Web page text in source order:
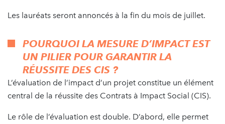
Les lauréats seront annoncés à la fin du mois de juillet.
POURQUOI LA MESURE D’IMPACT EST
UN PILIER POUR GARANTIR LA
RÉUSSITE DES CIS ?
L’évaluation de l’impact d’un projet constitue un élément
central de la réussite des Contrats à Impact Social (CIS).
Le rôle de l’évaluation est double. D’abord, elle permet